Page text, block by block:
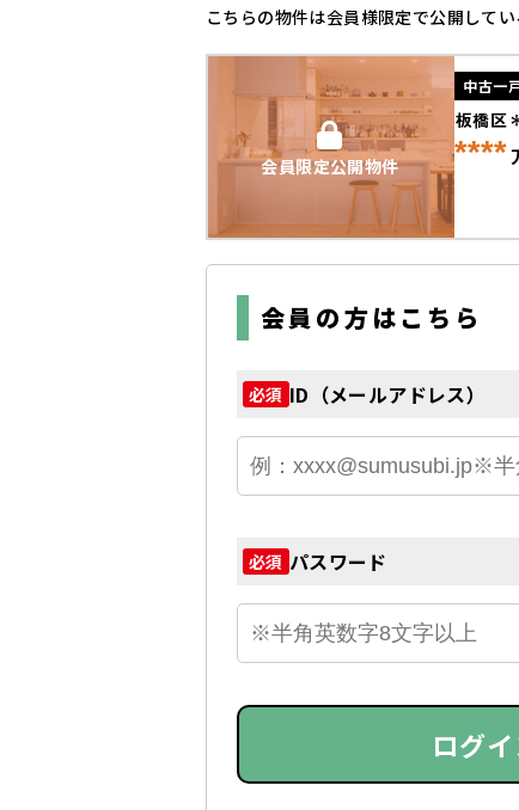
こちらの物件は会員様限定で公開して
会員限定公開物件
中古一
板橋区
****
会員の方はこちら
必須 ID（メールアドレス）
必須 パスワード
ログ